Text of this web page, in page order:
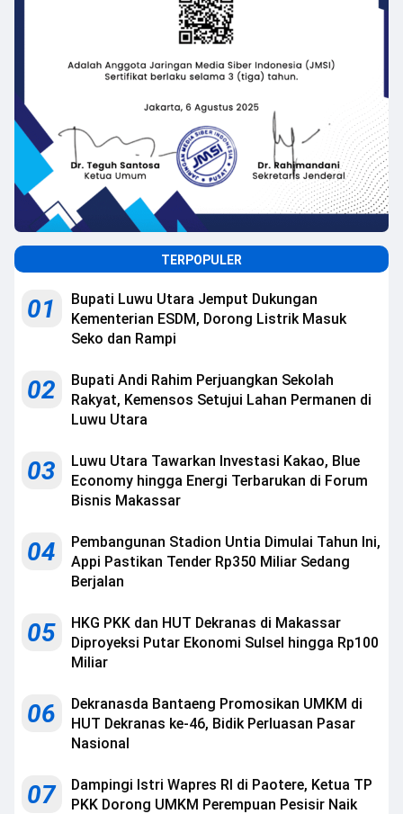
TERPOPULER
01
Bupati Luwu Utara Jemput Dukungan
Kementerian ESDM, Dorong Listrik Masuk
Seko dan Rampi
02
Bupati Andi Rahim Perjuangkan Sekolah
Rakyat, Kemensos Setujui Lahan Permanen di
Luwu Utara
03
Luwu Utara Tawarkan Investasi Kakao, Blue
Economy hingga Energi Terbarukan di Forum
Bisnis Makassar
04
Pembangunan Stadion Untia Dimulai Tahun Ini,
Appi Pastikan Tender Rp350 Miliar Sedang
Berjalan
05
HKG PKK dan HUT Dekranas di Makassar
Diproyeksi Putar Ekonomi Sulsel hingga Rp100
Miliar
06
Dekranasda Bantaeng Promosikan UMKM di
HUT Dekranas ke-46, Bidik Perluasan Pasar
Nasional
07
Dampingi Istri Wapres RI di Paotere, Ketua TP
PKK Dorong UMKM Perempuan Pesisir Naik